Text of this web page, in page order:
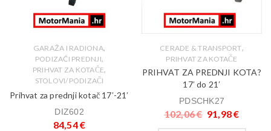
GARAŽA I RADIONA,
PODIZAĆI PREDNJI,
PRIHVAT ZA KOTAČE,
STOLOVI/PODIZAČI
Prihvat za prednji kotač 17′-21′
DIZ602
84,54€
CERADE & TRANSPORT,
PRIHVAT ZA KOTAČE
PRIHVAT ZA PREDNJI KOTA?
17′ do 21′
PDSCHK27
102,06€ 91,98€